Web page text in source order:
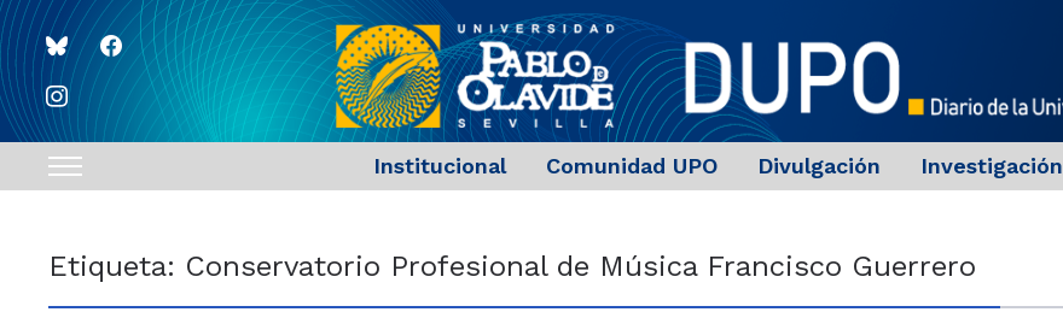
blueskyfacebook
instagram
Toggle
navigation
Institucional Comunidad UPO Divulgación Investigación
Etiqueta: Conservatorio Profesional de Música Francisco Guerrero